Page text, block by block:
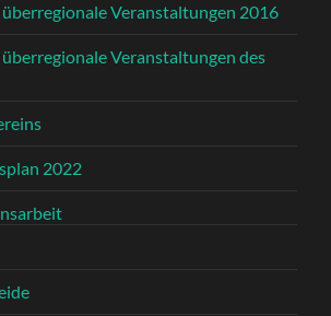
überregionale Veranstaltungen 2016
Veranstaltungen des
2022